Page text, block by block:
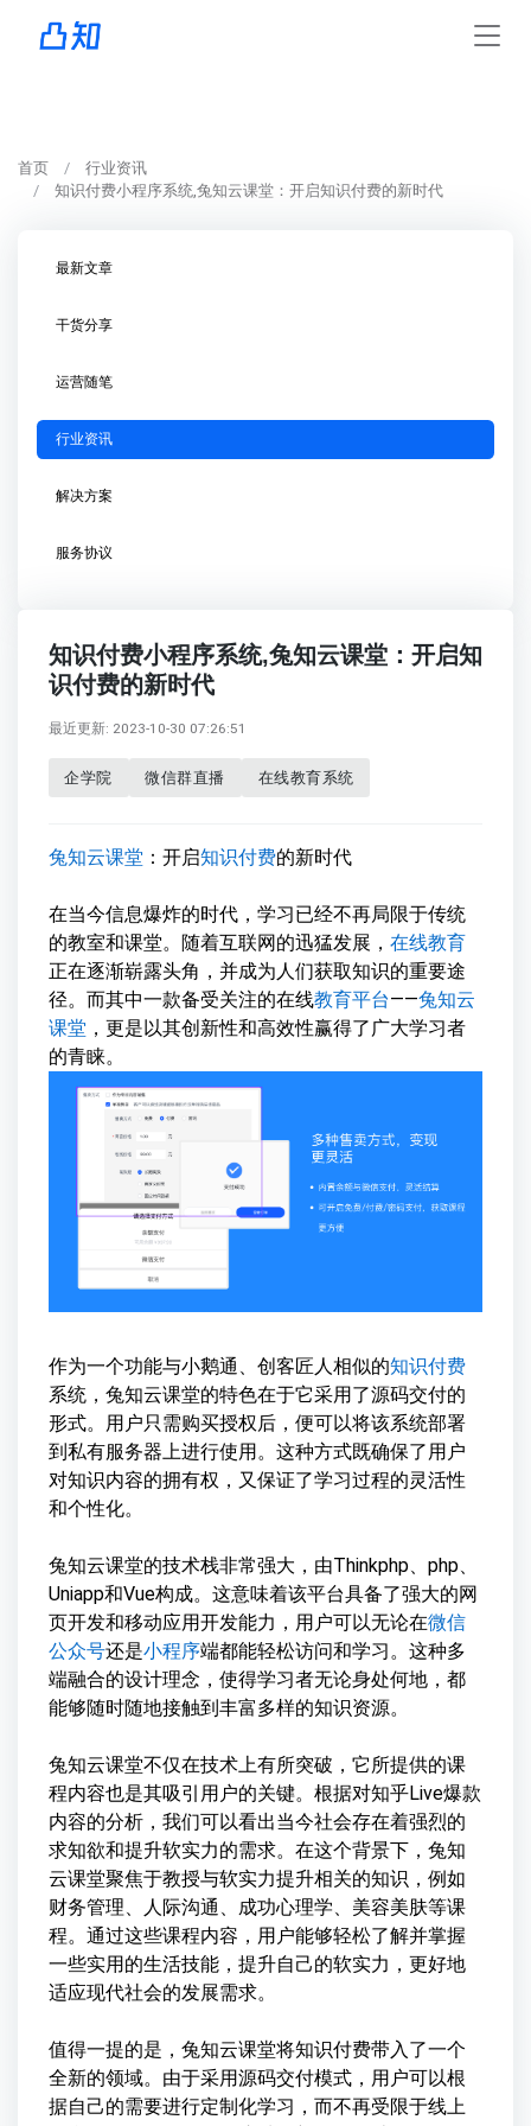
首页
行业资讯
知识付费小程序系统,兔知云课堂：开启知识付费的新时代
最新文章
干货分享
运营随笔
行业资讯
解决方案
服务协议
知识付费小程序系统,兔知云课堂：开启知
识付费的新时代
最近更新: 2023-10-30 07:26:51
企学院 微信群直播 在线教育系统
兔知云课堂 ：开启知识付费的新时代
在当今信息爆炸的时代，学习已经不再局限于传统
的教室和课堂。随着互联网的迅猛发展， 在线教育
正在逐渐崭露头角，并成为人们获取知识的重要途
径。而其中一款备受关注的在线教育平台——兔知云
课堂 ，更是以其创新性和高效性赢得了广大学习者
的青睐。
作为一个功能与小鹅通、创客匠人相似的知识付费
系统，兔知云课堂的特色在于它采用了源码交付的
形式。用户只需购买授权后，便可以将该系统部署
到私有服务器上进行使用。这种方式既确保了用户
对知识内容的拥有权，又保证了学习过程的灵活性
和个性化。
兔知云课堂的技术栈非常强大，由Thinkphp、php、
Uniapp和Vue构成。这意味着该平台具备了强大的网
页开发和移动应用开发能力，用户可以无论在微信
公众号还是小程序端都能轻松访问和学习。这种多
端融合的设计理念，使得学习者无论身处何地，都
能够随时随地接触到丰富多样的知识资源。
兔知云课堂不仅在技术上有所突破，它所提供的课
程内容也是其吸引用户的关键。根据对知乎Live爆款
内容的分析，我们可以看出当今社会存在着强烈的
求知欲和提升软实力的需求。在这个背景下，兔知
云课堂聚焦于教授与软实力提升相关的知识，例如
财务管理、人际沟通、成功心理学、美容美肤等课
程。通过这些课程内容，用户能够轻松了解并掌握
一些实用的生活技能，提升自己的软实力，更好地
适应现代社会的发展需求。
值得一提的是，兔知云课堂将知识付费带入了一个
全新的领域。由于采用源码交付模式，用户可以根
据自己的需要进行定制化学习，而不再受限于线上